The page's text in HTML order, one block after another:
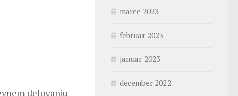
delovanju
marec 2023
februar 2023
januar 2023
december 2022